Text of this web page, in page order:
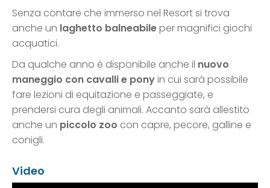
Senza contare che immerso nel Resort si trova
anche un laghetto balneabileper magnifici giochi
acquatici.
Da qualche anno è disponibile anche il nuovo
maneggio con cavalli e ponyin cui sarà possibile
fare lezioni di equitazione e passeggiate, e
prendersi cura degli animali. Accanto sarà allestito
anche un piccolo zoo con capre, pecore, galline e
conigli.
Video